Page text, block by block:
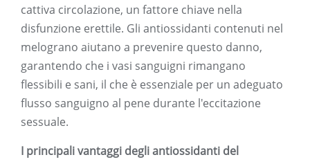
cattiva circolazione, un fattore chiave nella
disfunzione erettile. Gli antiossidanti contenuti nel
melograno aiutano a prevenire questo danno,
garantendo che i vasi sanguigni rimangano
flessibili e sani, il che è essenziale per un adeguato
flusso sanguigno al pene durante l'eccitazione
sessuale.
I principali vantaggi degli antiossidanti del